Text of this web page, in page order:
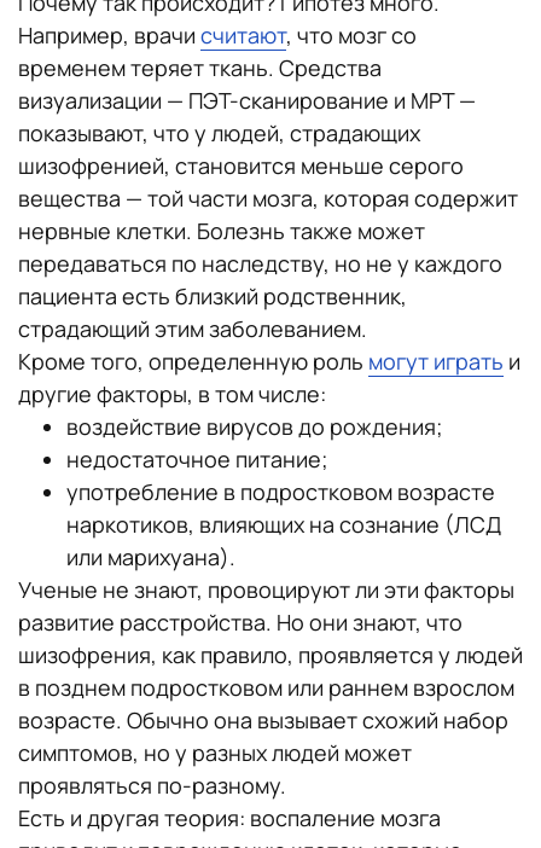
Например, врачи считают, что мозг со
временем теряет ткань. Средства
визуализации — ПЭТ-сканирование и МРТ —
показывают, что у людей, страдающих
шизофренией, становится меньше серого
вещества — той части мозга, которая содержит
нервные клетки. Болезнь также может
передаваться по наследству, но не у каждого
пациента есть близкий родственник,
страдающий этим заболеванием.
Кроме того, определенную роль могут играть и
другие факторы, в том числе:
воздействие вирусов до рождения;
недостаточное питание;
употребление в подростковом возрасте
наркотиков, влияющих на сознание (ЛСД
или марихуана).
Ученые не знают, провоцируют ли эти факторы
развитие расстройства. Но они знают, что
шизофрения, как правило, проявляется у людей
в позднем подростковом или раннем взрослом
возрасте. Обычно она вызывает схожий набор
симптомов, но у разных людей может
проявляться по-разному.
Есть и другая теория: воспаление мозга